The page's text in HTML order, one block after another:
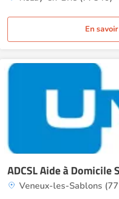
En
ADCSL Aide à Domicile
Veneux-les-Sablons